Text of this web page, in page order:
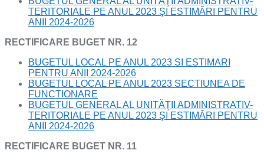
TERITORIALE PE ANUL 2023 ŞI ESTIMĂRI PENTRU
ANII 2024-2026
RECTIFICARE BUGET NR. 12
BUGETUL LOCAL PE ANUL 2023 SI ESTIMARI
PENTRU ANII 2024-2026
BUGETUL LOCAL PE ANUL 2023 SECTIUNEA DE
FUNCTIONARE
BUGETUL GENERAL AL UNITĂŢII ADMINISTRATIV-
TERITORIALE PE ANUL 2023 ŞI ESTIMĂRI PENTRU
ANII 2024-2026
RECTIFICARE BUGET NR. 11